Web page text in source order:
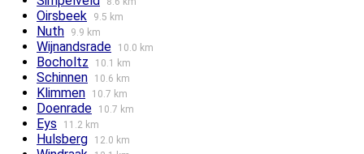
Oirsbeek 9.5 km
Nuth 9.9 km
Wijnandsrade 10.0 km
Bocholtz 10.1 km
Schinnen 10.6 km
Klimmen 10.7 km
Doenrade 10.7 km
Eys 11.2 km
Hulsberg 12.0 km